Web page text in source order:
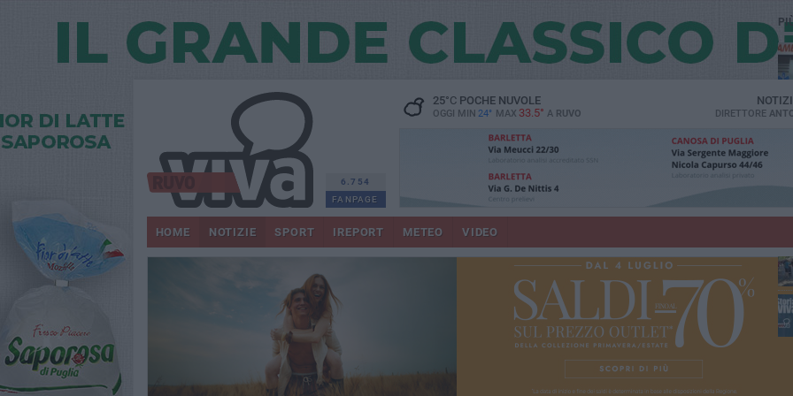
6.754
FANPAGE
25°CPOCHE NUVOLE
OGGI MIN 24° MAX 33.5° A RUVO DIRETTORE
HOME NOTIZIE SPORT IREPORT METEO VIDEO